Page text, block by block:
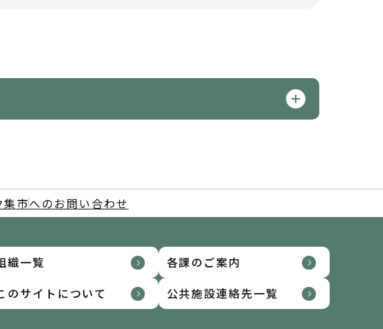
集市へのお問い合わせ
織一覧
各課のご案内
のサイトについて
公共施設連絡先一覧